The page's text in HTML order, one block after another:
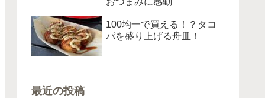
100均一で買える！？タコ
パを盛り上げる舟皿！
最近の投稿